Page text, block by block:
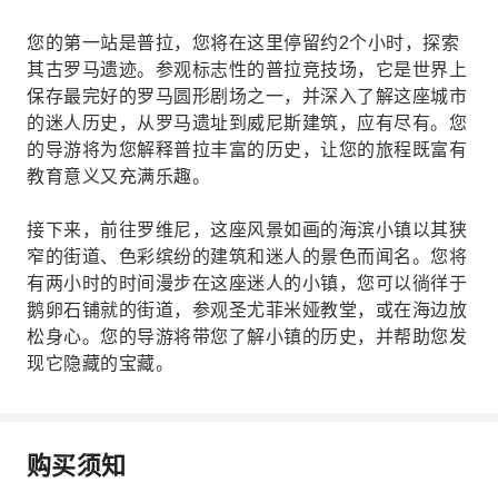
您的第一站是普拉，您将在这里停留约2个小时，探索
其古罗马遗迹。参观标志性的普拉竞技场，它是世界上
保存最完好的罗马圆形剧场之一，并深入了解这座城市
的迷人历史，从罗马遗址到威尼斯建筑，应有尽有。您
的导游将为您解释普拉丰富的历史，让您的旅程既富有
教育意义又充满乐趣。
接下来，前往罗维尼，这座风景如画的海滨小镇以其狭
窄的街道、色彩缤纷的建筑和迷人的景色而闻名。您将
有两小时的时间漫步在这座迷人的小镇，您可以徜徉于
鹅卵石铺就的街道，参观圣尤菲米娅教堂，或在海边放
松身心。您的导游将带您了解小镇的历史，并帮助您发
现它隐藏的宝藏。
购买须知